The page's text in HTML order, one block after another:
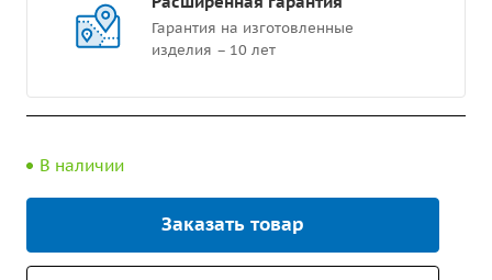
Гарантия на изготовленные
изделия – 10 лет
В наличии
Заказать товар